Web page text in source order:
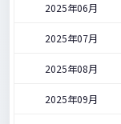
2025年06月
2025年07月
2025年08月
2025年09月